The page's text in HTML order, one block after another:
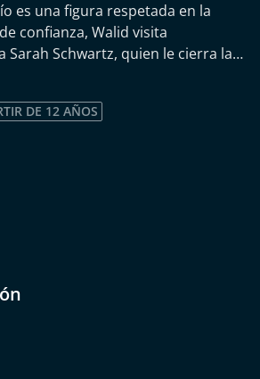
es una figura respetada en la
confianza, Walid visita
Sarah Schwartz, quien le cierra la
DE 12 AÑOS